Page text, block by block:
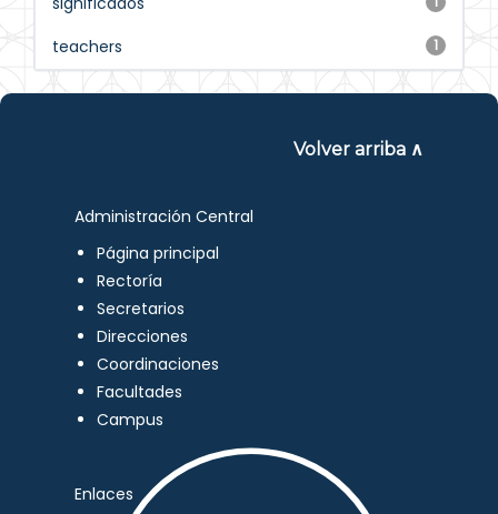
1
teachers
Volver arriba ∧
Administración Central
Página principal
Rectoría
Secretarios
Direcciones
Coordinaciones
Facultades
Campus
Enlaces